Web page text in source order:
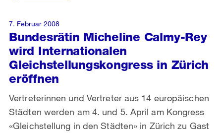
Bundesrätin Micheline Calmy-Rey
wird Internationalen
Gleichstellungskongress in Zürich
eröffnen
Vertreterinnen und Vertreter aus 14 europäischen
Städten werden am 4. und 5. April am Kongress
«Gleichstellung in den Städten» in Zürich zu Gast
7. Februar 2008